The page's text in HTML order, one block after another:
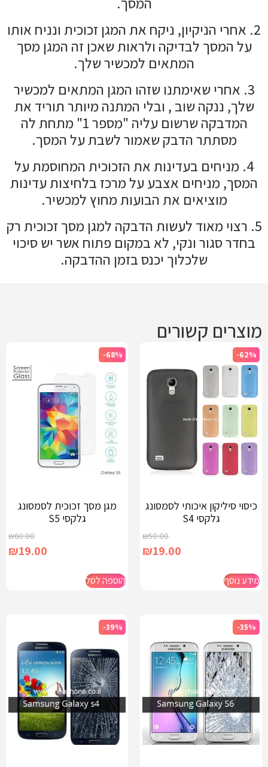
2. אחרי הניקיון, ניקח את המגן זכוכית ונניח אותו
על המסך לבדיקה ולראות שאכן זה המגן מסך
המתאים למכשיר שלך.
3. אחרי שאימתנו שזהו המגן המתאים למכשיר
שלך, ננקה שוב , ובלי המתנה מיותר תוריד את
המדבקה שרשום עליה "מספר 1" מתחת לה
מסתתר הדבק שאמור לשבת על המסך.
4. מניחים בעדינות את הזכוכית המחוסמת על
המסך, מניחים אצבע על מרכז בלחיצות עדינות
מוציאים את הבועות מחוץ למכשיר.
5. רצוי מאוד לעשות הדבקה למגן מסך זכוכית רק
בחדר סגור ונקי, לא במקום פתוח אשר יש סיכוי
שלכלוך יכנס בזמן ההדבקה.
מוצרים קשורים
-62%
כיסוי סיליקון איכותי לסמסונג
גלקסי S4
₪50.00
₪19.00
מידע נוסף
-68%
מגן מסך זכוכית לסמסונג
גלקסי S5
₪60.00
₪19.00
הוספה לסל
-35%
-39%